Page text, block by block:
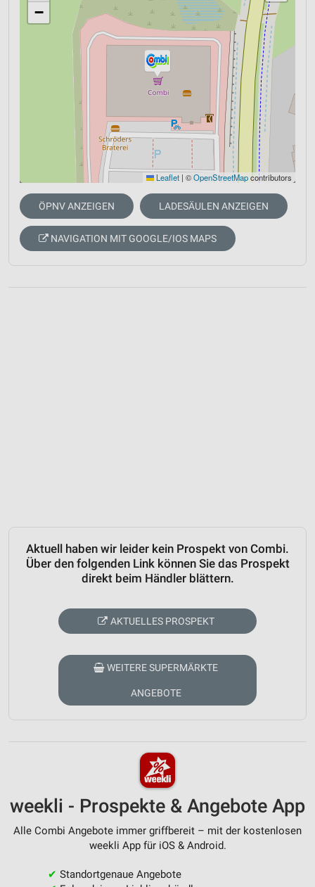
−
Leaflet | ©OpenStreetMapcontributors
ÖPNV ANZEIGEN LADESÄULEN ANZEIGEN
NAVIGATION MIT GOOGLE/IOS MAPS
Aktuell haben wir leider kein Prospekt von Combi.
Über den folgenden Link können Sie das Prospekt
direkt beim Händler blättern.
AKTUELLES PROSPEKT
WEITERE SUPERMÄRKTE
ANGEBOTE
weekli - Prospekte & Angebote App
Alle Combi Angebote immer griffbereit – mit der kostenlosen
weekli App für iOS & Android.
✔ Standortgenaue Angebote